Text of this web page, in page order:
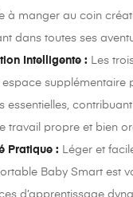
à manger au coin
dans toutes ses
Intelligente : Les
espace supplémentaire
essentielles,
travail propre et bien
Pratique : Léger et
Baby Smart est
d’apprentissage